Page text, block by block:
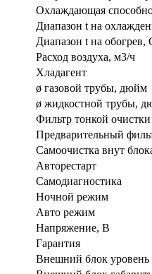
Охлаждающая
Диапазон t на
Диапазон t на обогрев,
Расход воздуха, м3/ч
Хладагент
ø газовой трубы, дюйм
ø жидкостной трубы,
Фильтр тонкой очистки
Предварительный
Самоочистка внут
Авторестарт
Самодиагностика
Ночной режим
Авто режим
Напряжение, В
Гарантия
Внешний блок